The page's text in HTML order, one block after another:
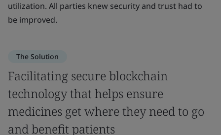
utilization. All parties knew security and trust had to
be improved.
The Solution
Facilitating secure blockchain
technology that helps ensure
medicines get where they need to go
and benefit patients